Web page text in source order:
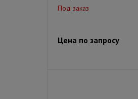
Под заказ
Цена по запросу